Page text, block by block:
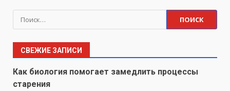
Найти:
СВЕЖИЕ ЗАПИСИ
Как биология помогает замедлить процессы
старения